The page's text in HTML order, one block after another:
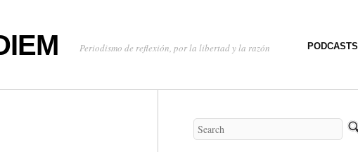
Periodismo de reflexión, por la libertad y la razón PODCASTS